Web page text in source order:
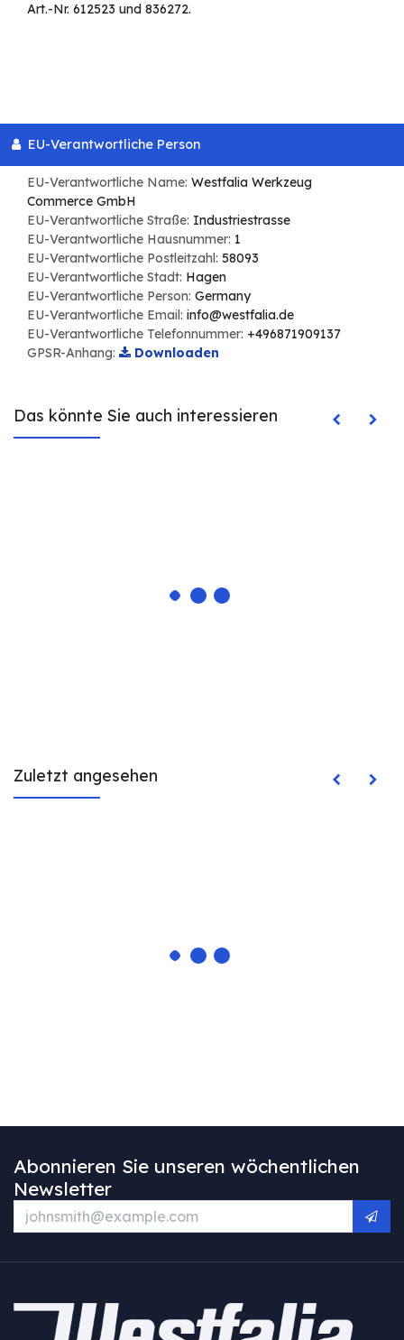
Art.-Nr. 612523 und 836272.
EU-Verantwortliche Person
EU-Verantwortliche Name: Westfalia Werkzeug
Commerce GmbH
EU-Verantwortliche Straße: Industriestrasse
EU-Verantwortliche Hausnummer: 1
EU-Verantwortliche Postleitzahl: 58093
EU-Verantwortliche Stadt: Hagen
EU-Verantwortliche Person: Germany
EU-Verantwortliche Email: info@westfalia.de
EU-Verantwortliche Telefonnummer: +496871909137
GPSR-Anhang:
Downloaden
Das könnte Sie auch interessieren
Zuletzt angesehen
Abonnieren Sie unseren wöchentlichen
Newsletter